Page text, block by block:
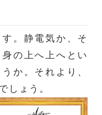
。静電気か、そ
の上へ上へとい
か。それより、
しょう。